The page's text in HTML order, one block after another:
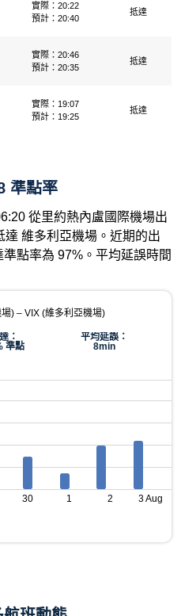
實際：20:22
預計：20:40
抵達
實際：20:46
預計：20:35
抵達
實際：19:07
預計：19:25
抵達
準點率
從里約熱內盧國際機場出
達 維多利亞機場。近期的出
點率為 97%。平均延誤時間
) – VIX (維多利亞機場)
：
準點
平均延誤：
8min
30 1 2 3 Aug